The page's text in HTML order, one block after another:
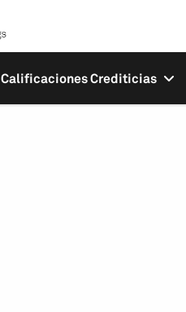
Calificaciones Crediticias